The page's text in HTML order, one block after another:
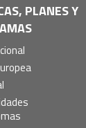
PLANES Y